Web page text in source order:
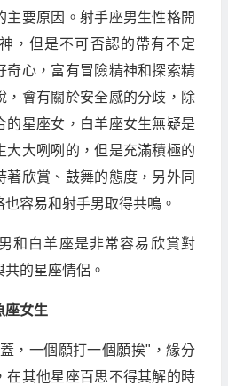
主要原因。射手座男生性格開
，但是不可否認的帶有不定
奇心，富有冒險精神和探索精
，會有關於安全感的分歧，除
的星座女，白羊座女生無疑是
大大咧咧的，但是充滿積極的
著欣賞、鼓舞的態度，另外同
容易和射手男取得共鳴。
和白羊座是非常容易欣賞對
的星座情侶。
座女生
，一個願打一個願挨"，緣分
在其他星座百思不得其解的時